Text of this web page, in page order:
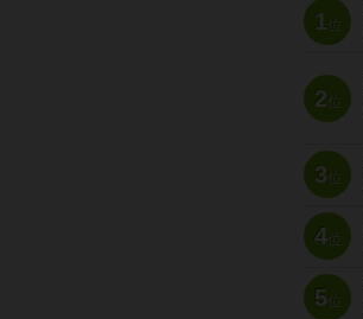
1位
2位
3位
4位
5位